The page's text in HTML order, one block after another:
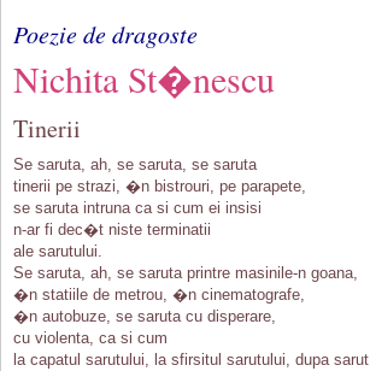
Poezie de dragoste
Nichita St�nescu
Tinerii
Se saruta, ah, se saruta, se saruta
tinerii pe strazi, �n bistrouri, pe parapete,
se saruta intruna ca si cum ei insisi
n-ar fi dec�t niste terminatii
ale sarutului.
Se saruta, ah, se saruta printre masinile-n goana,
�n statiile de metrou, �n cinematografe,
�n autobuze, se saruta cu disperare,
cu violenta, ca si cum
la capatul sarutului, la sfirsitul sarutului, dupa sarut